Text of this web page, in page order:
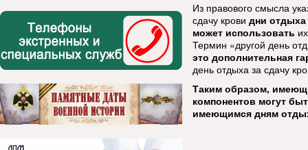
Из правового смысла
сдачу крови дни отдыха
может использовать
Термин «другой день
это дополнительная
день отдыха за сдачу
Таким образом,
компонентов могут
имеющимся дням